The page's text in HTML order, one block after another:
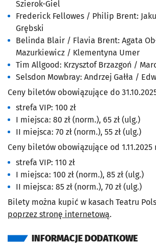
Szierok-Giel
Frederick Fellowes / Philip Brent:
Grębski
Belinda Blair / Flavia Brent: Agata
Mazurkiewicz / Klementyna Umer
Tim Allgood: Krzysztof Brzazgoń /
Selsdon Mowbray: Andrzej Gałła /
Ceny biletów obowiązujące do
strefa VIP: 100 zł
I miejsca: 80 zł (norm.), 65 zł (ulg.)
II miejsca: 70 zł (norm.), 55 zł (ulg.)
Ceny biletów obowiązujące od 1.11.2025
strefa VIP: 110 zł
I miejsca: 100 zł (norm.), 85 zł (ulg.)
II miejsca: 85 zł (norm.), 70 zł (ulg.)
Bilety można kupić w kasach Teatru
poprzez stronę internetową.
INFORMACJE DODATKOWE